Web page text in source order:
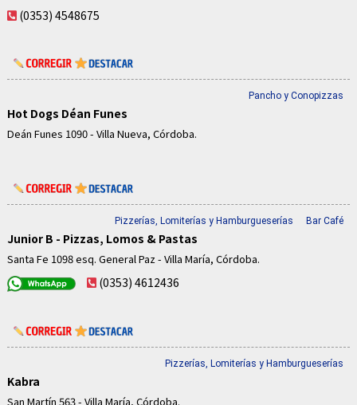
(0353) 4548675
Pancho y Conopizzas
Hot Dogs Déan Funes
Deán Funes 1090 - Villa Nueva, Córdoba.
Pizzerías, Lomiterías y Hamburgueserías Bar Café
Junior B - Pizzas, Lomos & Pastas
Santa Fe 1098 esq. General Paz - Villa María, Córdoba.
(0353) 4612436
Pizzerías, Lomiterías y Hamburgueserías
Kabra
San Martín 563 - Villa María, Córdoba.